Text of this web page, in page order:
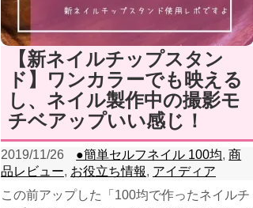
【新ネイルチップスタン
ド】ワンカラーでも映える
し、ネイル製作中の撮影モ
チベアップいい感じ！
2019/11/26 ●簡単セルフネイル 100均,商
品レビュー, お役立ち情報, アイディア
この前アップした「100均で作ったネイルチ